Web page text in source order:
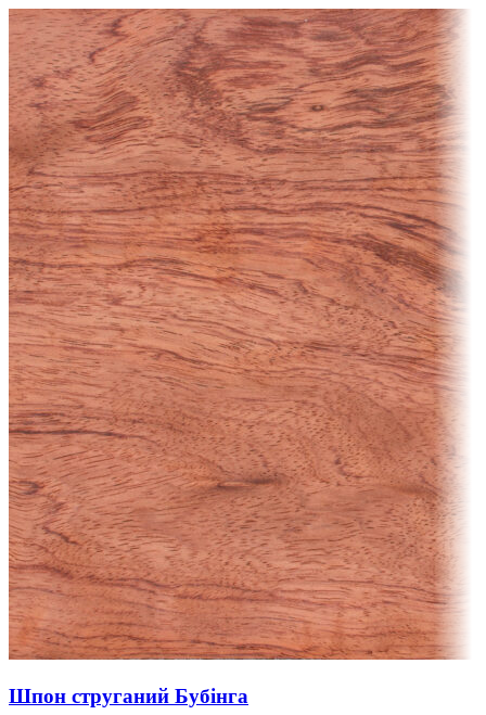
Шпон струганий Бубінга